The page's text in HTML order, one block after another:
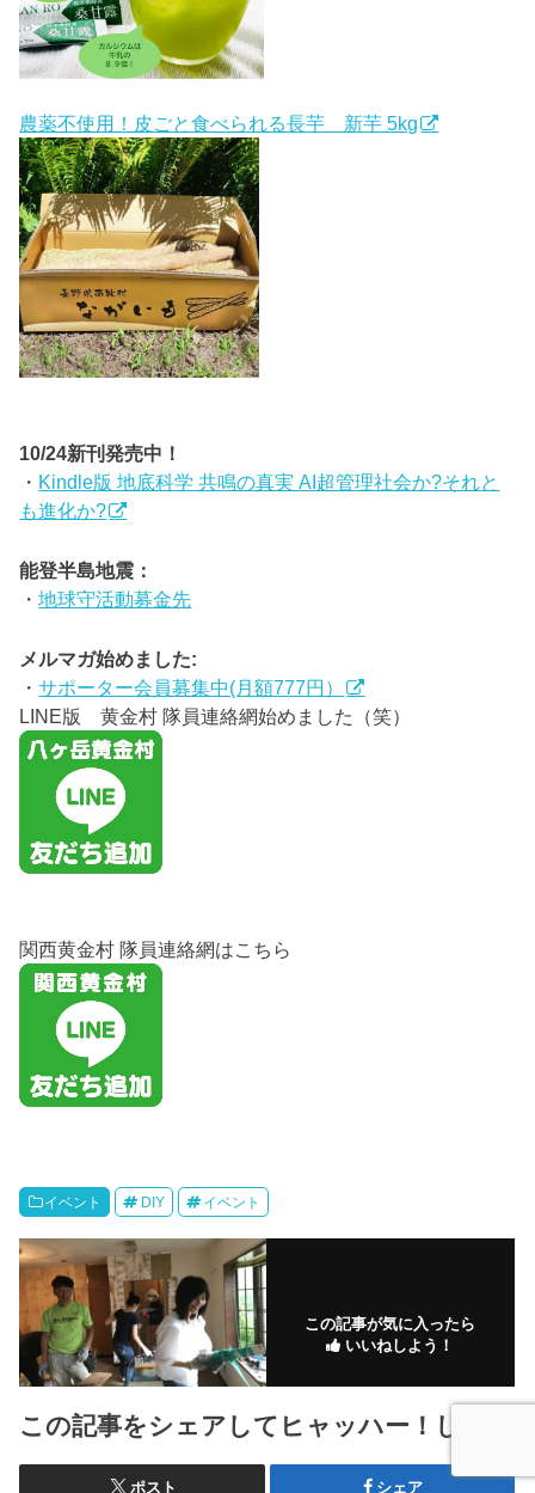
農薬不使用！皮ごと食べられる長芋 新芋 5kg
10/24新刊発売中！
・ Kindle版 地底科学 共鳴の真実 AI超管理社会か?それと
も進化か?
能登半島地震：
・地球守活動募金先
メルマガ始めました:
・サポーター会員募集中(月額777円）
LINE版 黄金村 隊員連絡網始めました（笑）
関西黄金村 隊員連絡網はこちら
イベント DIY イベント
この記事が気に入ったら
いいねしよう！
この記事をシェアしてヒャッハー！しよう
ポスト シェア